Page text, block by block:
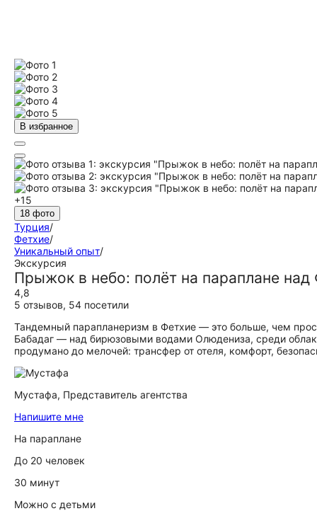
В избранное
+15
18 фото
Турция/
Фетхие/
Уникальный опыт/
Экскурсия
Прыжок в небо: полёт на параплане над
4,8
5 отзывов, 54 посетили
Тандемный парапланеризм в Фетхие — это больше, чем
Бабадаг — над бирюзовыми водами Олюдениза, среди
продумано до мелочей: трансфер от отеля, комфорт,
Мустафа, Представитель агентства
Напишите мне
На параплане
До 20 человек
30 минут
Можно с детьми